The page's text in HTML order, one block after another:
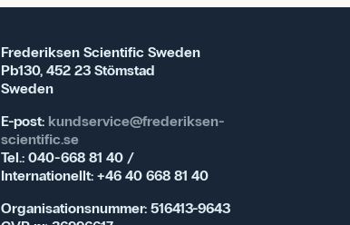
Frederiksen Scientific Sweden
Pb130, 452 23 Stömstad
Sweden
E-post: kundservice@frederiksen-
scientific.se
Tel.: 040-668 81 40 /
Internationellt: +46 40 668 81 40
Organisationsnummer: 516413-9643